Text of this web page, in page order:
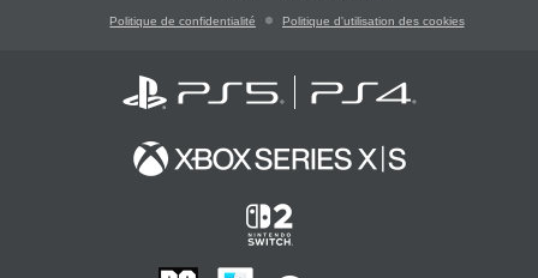
Politique de confidentialité Politique d'utilisation des cookies